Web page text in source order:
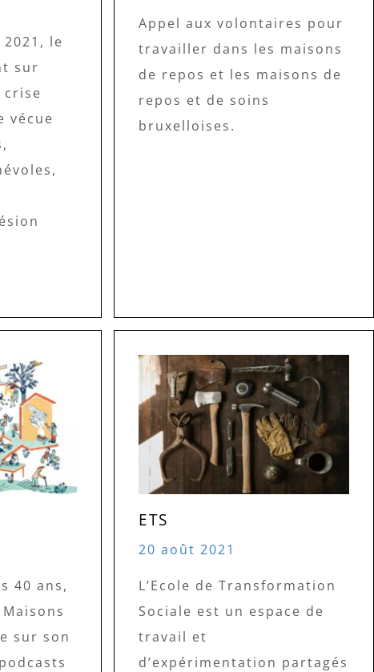
le
sur
crise
vécue
Appel aux volontaires pour
travailler dans les maisons
de repos et les maisons de
repos et de soins
bruxelloises.
40 ans,
sur son
ETS
20 août 2021
L’Ecole de Transformation
Sociale est un espace de
travail et
d’expérimentation partagés